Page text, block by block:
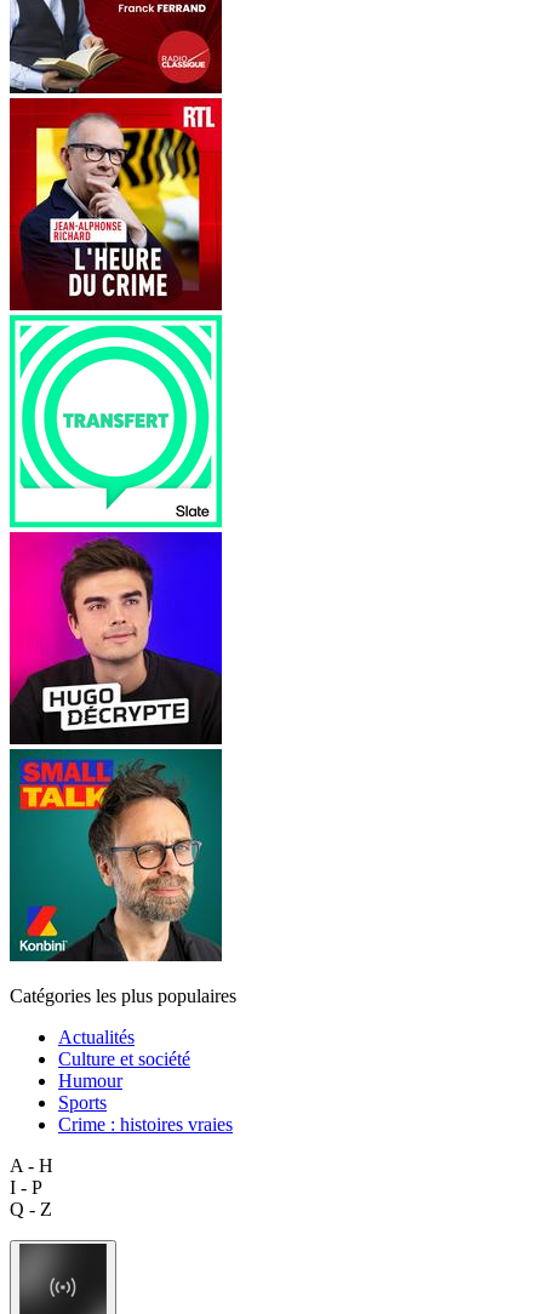
Catégories les plus populaires
Actualités
Culture et société
Humour
Sports
Crime : histoires vraies
A - H
I - P
Q - Z